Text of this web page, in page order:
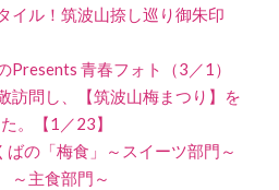
イル！筑波山捺し巡り御朱印
Presents 青春フォト（3／1）
問し、【筑波山梅まつり】を
。【1／23】
の「梅食」～スイーツ部門～
～主食部門～